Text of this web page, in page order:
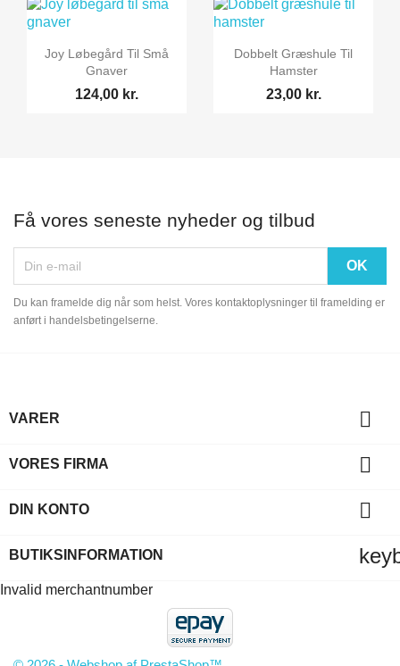
 Vis her
Joy Løbegård Til Små
Gnaver
124,00 kr.
 Vis her
Dobbelt Græshule Til
Hamster
23,00 kr.
Få vores seneste nyheder og tilbud
Du kan framelde dig når som helst. Vores kontaktoplysninger til framelding er
anført i handelsbetingelserne.
VARER 
VORES FIRMA 
DIN KONTO 
BUTIKSINFORMATION
Invalid merchantnumber